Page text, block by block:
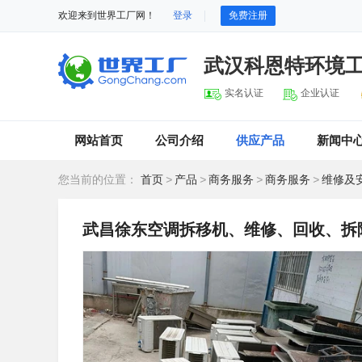
欢迎来到世界工厂网！ 登录 免费注册
武汉科恩特环境
实名认证 企业认证
网站首页 公司介绍 供应产品 新闻中
您当前的位置： 首页 > 产品 >商务服务 >商务服务 >维修及
武昌徐东空调拆移机、维修、回收、拆